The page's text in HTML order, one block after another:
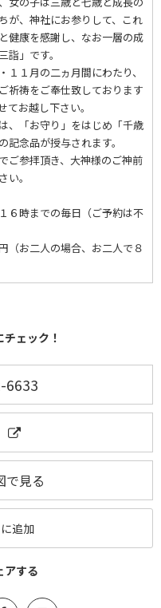
が、神社にお参りして、これ
健康を感謝し、なお一層の成
」です。
１１月の二ヵ月間にわたり、
祈祷をご奉仕致しております
てお越し下さい。
、「お守り」をはじめ「千歳
記念品が授与されます。
ご参拝頂き、大神様のご神前
い。
６時までの毎日（ご予約は不
お二人の場合、お二人で８
ェック！
6633
で見る
追加
アする